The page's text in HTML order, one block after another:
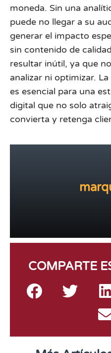
moneda. Sin una
puede no llegar a su
generar el impacto
sin contenido de
resultar inútil, ya que
analizar ni optimizar.
es esencial para una
digital que no solo
convierta y retenga
COMPARTE